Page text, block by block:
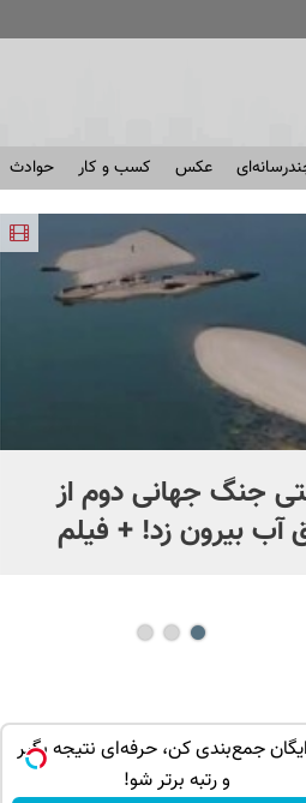
عکس کسب و کار حوادث
جنگ جهانی دوم از
آب بیرون زد! + فیلم
جمع‌بندی کن، حرفه‌ای نتیجه بگیر
و رتبه برتر شو!